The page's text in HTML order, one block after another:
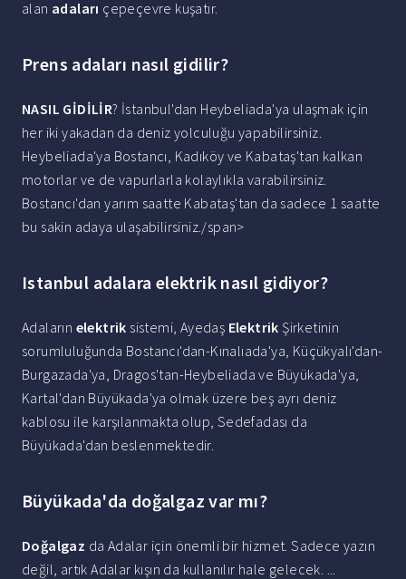
alan adaları çepeçevre kuşatır.
Prens adaları nasıl gidilir?
NASIL GİDİLİR? İstanbul'dan Heybeliada'ya ulaşmak için
her iki yakadan da deniz yolculuğu yapabilirsiniz.
Heybeliada'ya Bostancı, Kadıköy ve Kabataş'tan kalkan
motorlar ve de vapurlarla kolaylıkla varabilirsiniz.
Bostancı'dan yarım saatte Kabataş'tan da sadece 1 saatte
bu sakin adaya ulaşabilirsiniz./span>
Istanbul adalara elektrik nasıl gidiyor?
Adaların elektrik sistemi, Ayedaş Elektrik Şirketinin
sorumluluğunda Bostancı'dan-Kınalıada'ya, Küçükyalı'dan-
Burgazada'ya, Dragos'tan-Heybeliada ve Büyükada'ya,
Kartal'dan Büyükada'ya olmak üzere beş ayrı deniz
kablosu ile karşılanmakta olup, Sedefadası da
Büyükada'dan beslenmektedir.
Büyükada'da doğalgaz var mı?
Doğalgaz da Adalar için önemli bir hizmet. Sadece yazın
değil, artık Adalar kışın da kullanılır hale gelecek. ...